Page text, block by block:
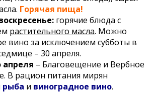
Горячая пища!
горячие блюда с
растительного масла. Можно
вино за исключением субботы в
– 30 апреля.
апреля – Благовещение и Вербное
В рацион питания мирян
рыба и виноградное вино.